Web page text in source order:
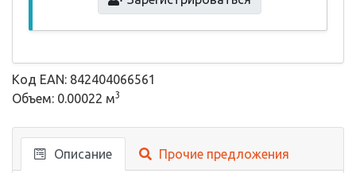
Код EAN: 842404066561
Объем: 0.00022 м3
Описание Прочие предложения